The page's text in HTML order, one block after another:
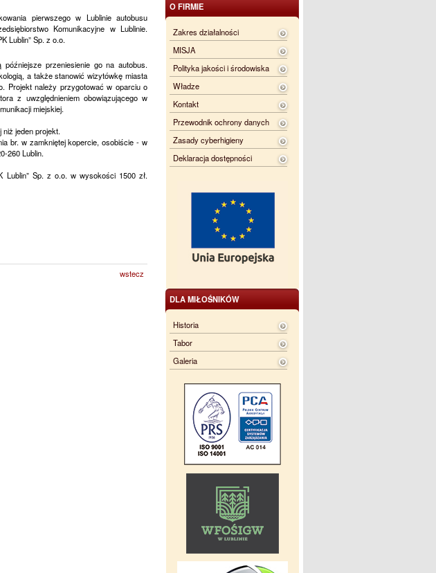
O FIRMIE
Zakres działalności
MISJA
Polityka jakości i środowiska
Władze
Kontakt
Przewodnik ochrony danych
Zasady cyberhigieny
Deklaracja dostępności
DLA MIŁOŚNIKÓW
Historia
Tabor
Galeria
pierwszego w Lublinie autobusu
Komunikacyjne w Lublinie.
Lublin” Sp. z o.o.
przeniesienie go na autobus.
a także stanowić wizytówkę miasta
Projekt należy przygotować w oparciu o
z uwzględnieniem obowiązującego w
miejskiej.
jeden projekt.
br. w zamkniętej kopercie, osobiście - w
260 Lublin.
Lublin” Sp. z o.o. w wysokości 1500 zł.
wstecz